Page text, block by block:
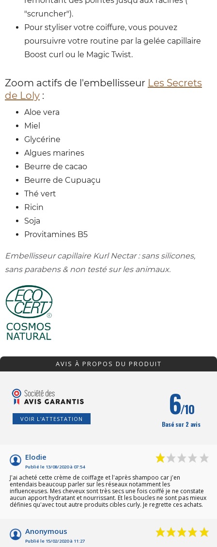
"scruncher").
Pour styliser votre coiffure, vous pouvez
poursuivre votre routine par la gelée capillaire
Boost curl ou le Magic Twist.
Zoom actifs de l'embellisseur Les Secrets
de Loly :
Aloe vera
Miel
Glycérine
Algues marines
Beurre de cacao
Beurre de Cupuaçu
Thé vert
Ricin
Soja
Provitamines B5
Embellisseur capillaire Kurl Nectar : sans silicones,
sans parabens & non testé sur les animaux.
AVIS À PROPOS DU PRODUIT
VOIR L'ATTESTATION 6/10
Basé sur 2 avis
Elodie
Publié le 13/08/2020 à 07:54
J'ai acheté cette crème de coiffage et l'après shampoo car j'en
entendais beaucoup parler sur les réseaux notamment les
influenceuses. Mes cheveux sont très secs une fois coiffé je ne constate
aucun apport hydratant et nourrissant. Et les boucles ne sont pas mieux
définies qu'avec tout autre produits cibles curly. Je regrette ces achats.
Anonymous
Publié le 15/02/2020 à 11:27